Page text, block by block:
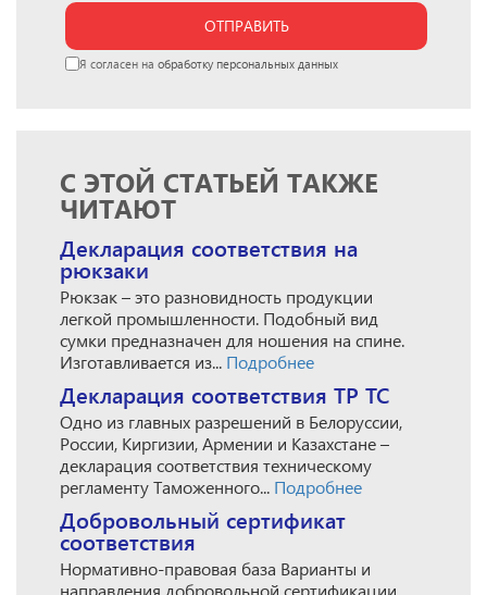
ОТПРАВИТЬ
Я согласен на обработку персональных данных
С ЭТОЙ СТАТЬЕЙ ТАКЖЕ
ЧИТАЮТ
Декларация соответствия на
рюкзаки
Рюкзак – это разновидность продукции
легкой промышленности. Подобный вид
сумки предназначен для ношения на спине.
Изготавливается из... Подробнее
Декларация соответствия ТР ТС
Одно из главных разрешений в Белоруссии,
России, Киргизии, Армении и Казахстане –
декларация соответствия техническому
регламенту Таможенного... Подробнее
Добровольный сертификат
соответствия
Нормативно-правовая база Варианты и
направления добровольной сертификации